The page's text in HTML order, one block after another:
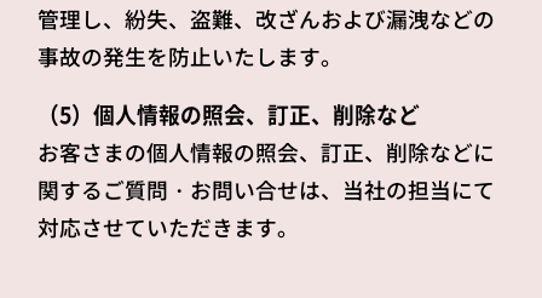
管理し、紛失、盗難、改ざんおよび漏洩などの
事故の発生を防止いたします。
（5）個人情報の照会、訂正、削除など
お客さまの個人情報の照会、訂正、削除などに
関するご質問・お問い合せは、当社の担当にて
対応させていただきます。